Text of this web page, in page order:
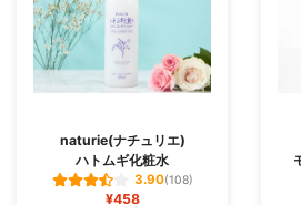
naturie(ナチュリエ)
ハトムギ化粧水
3.90(108)
¥458